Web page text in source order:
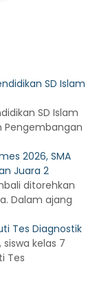
SD Islam
SD Islam
Pengembangan
2026, SMA
Juara 2
ditorehkan
Dalam ajang
Tes Diagnostik
kelas 7
Tes